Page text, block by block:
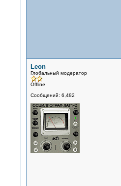
Leon
Глобальный модератор
Offline
Сообщений: 6,482